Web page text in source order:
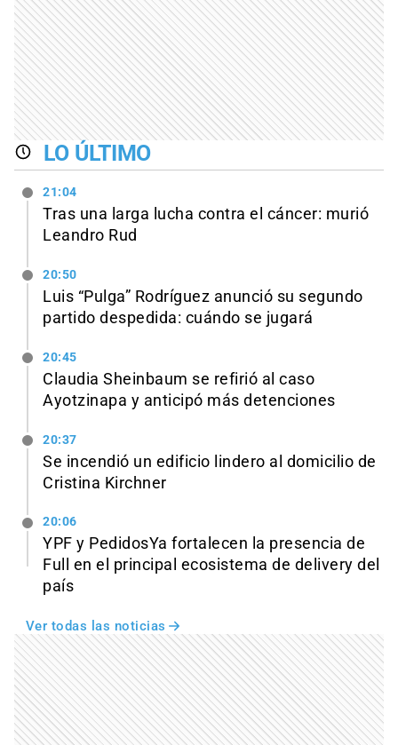
LO ÚLTIMO
21:04
Tras una larga lucha contra el cáncer: murió
Leandro Rud
20:50
Luis “Pulga” Rodríguez anunció su segundo
partido despedida: cuándo se jugará
20:45
Claudia Sheinbaum se refirió al caso
Ayotzinapa y anticipó más detenciones
20:37
Se incendió un edificio lindero al domicilio de
Cristina Kirchner
20:06
YPF y PedidosYa fortalecen la presencia de
Full en el principal ecosistema de delivery del
país
Ver todas las noticias